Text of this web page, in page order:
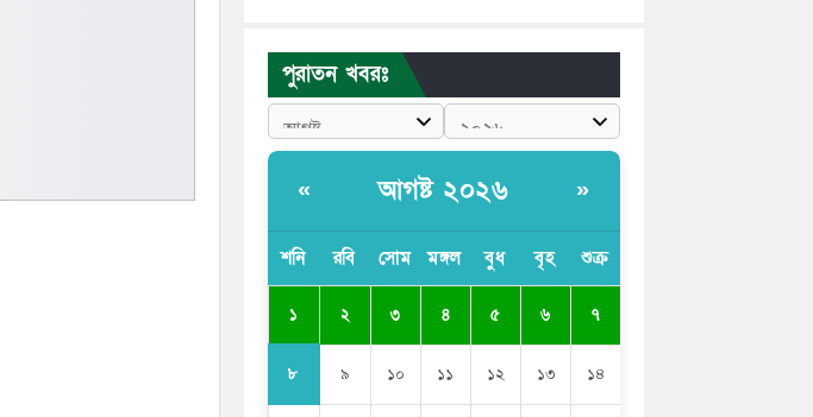
পাঁচ দেশি মাছে মিলল মাইক্রোপ্লাস্টিক, সবচেয়ে
বেশি কই মাছে
দিলো সৌদি সরকার
ভারতের পূর্ব সীমান্তে এখন ‘আরেকটি পাকিস্তান’
গড়ে উঠেছে: সজীব ওয়াজেদ জয়
সাকিব আল হাসানের বাড়িতে আগুন, পেট্রলবোমা
বিস্ফোরণ
পুরাতন খবরঃ
« আগষ্ট ২০২৬ »
শনি রবি সোম মঙ্গল বুধ বৃহ শুক্র
১ ২ ৩ ৪ ৫ ৬ ৭
৮ ৯ ১০ ১১ ১২ ১৩ ১৪